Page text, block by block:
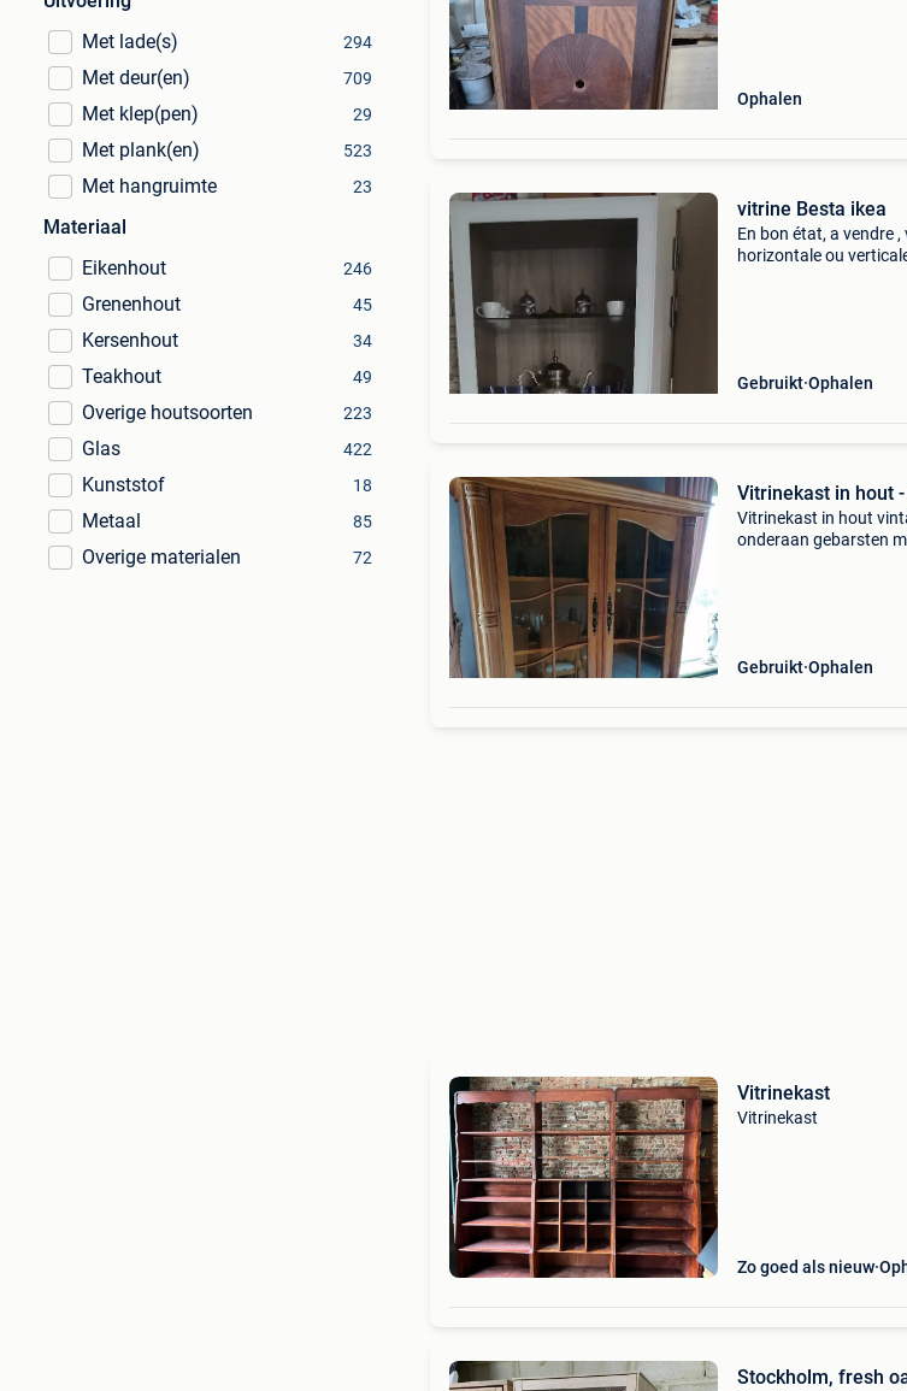
Met lade(s)
294
Met deur(en) 709
Met klep(pen) 29
Met plank(en) 523
Met hangruimte 23
Materiaal
Eikenhout
246
Grenenhout 45
Kersenhout 34
Teakhout 49
Overige houtsoorten 223
Glas 422
Kunststof 18
Metaal 85
Overige materialen 72
Ophalen
vitrine Besta ikea
En bon état, a vendre ,
horizontale ou
Gebruikt Ophalen
Vitrinekast in hout
Vitrinekast in hout
onderaan gebarsten
Gebruikt Ophalen
Vitrinekast
Vitrinekast
Zo goed als nieuw
Stockholm, fresh